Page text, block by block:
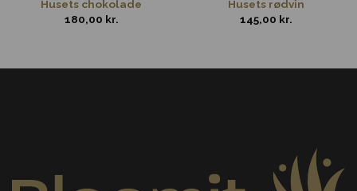
Husets chokolade
180,00 kr.
Husets rødvin
145,00 kr.